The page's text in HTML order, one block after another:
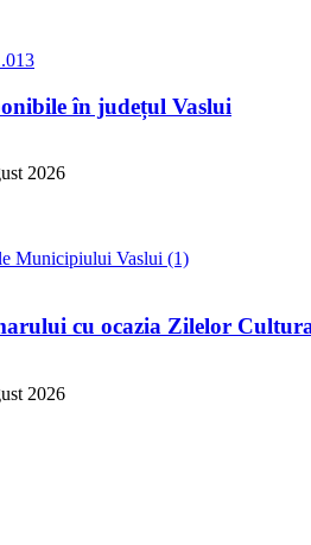
în județul Vaslui
2026
cu ocazia Zilelor
2026